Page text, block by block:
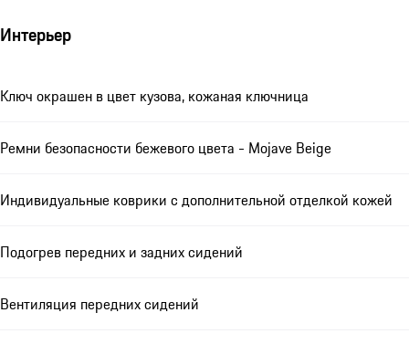
Интерьер
Ключ окрашен в цвет кузова, кожаная ключница
Ремни безопасности бежевого цвета - Mojave Beige
Индивидуальные коврики с дополнительной отделкой кожей
Подогрев передних и задних сидений
Вентиляция передних сидений